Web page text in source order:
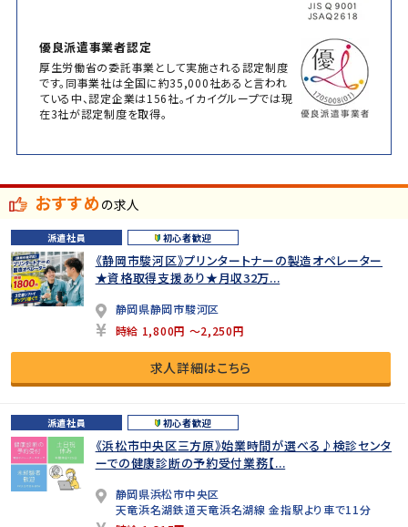
優良派遣事業者認定
厚生労働省の委託事業として実施される認定制度
です。同事業社は全国に約35,000社あると言われ
ている中、認定企業は156社。イカイグループでは現
在3社が認定制度を取得。
おすすめの求人
派遣社員 初心者歓迎
《静岡市駿河区》プリンタートナーの製造オペレーター
★資格取得支援あり★月収32万...
静岡県静岡市駿河区
時給 1,800円 ～2,250円
求人詳細はこちら
派遣社員 初心者歓迎
《浜松市中央区三方原》始業時間が選べる♪検診センタ
ーでの健康診断の予約受付業務【...
静岡県浜松市中央区
天竜浜名湖鉄道天竜浜名湖線 金指駅より車で11分